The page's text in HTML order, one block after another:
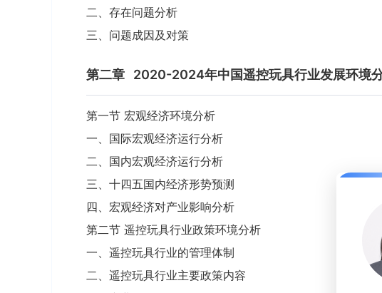
二、存在问题分析
三、问题成因及对策
第二章 2020-2024年中国遥控玩具行业发展环境
第一节 宏观经济环境分析
一、国际宏观经济运行分析
二、国内宏观经济运行分析
三、十四五国内经济形势预测
四、宏观经济对产业影响分析
第二节 遥控玩具行业政策环境分析
一、遥控玩具行业的管理体制
二、遥控玩具行业主要政策内容